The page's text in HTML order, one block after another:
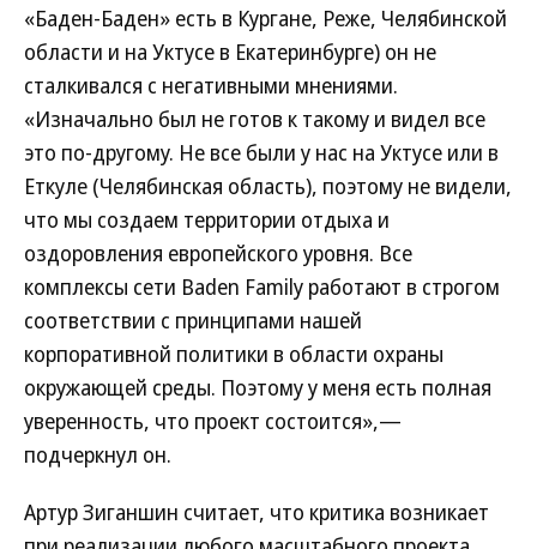
«Баден-Баден» есть в Кургане, Реже, Челябинской
области и на Уктусе в Екатеринбурге) он не
сталкивался с негативными мнениями.
«Изначально был не готов к такому и видел все
это по-другому. Не все были у нас на Уктусе или в
Еткуле (Челябинская область), поэтому не видели,
что мы создаем территории отдыха и
оздоровления европейского уровня. Все
комплексы сети Baden Family работают в строгом
соответствии с принципами нашей
корпоративной политики в области охраны
окружающей среды. Поэтому у меня есть полная
уверенность, что проект состоится»,—
подчеркнул он.
Артур Зиганшин считает, что критика возникает